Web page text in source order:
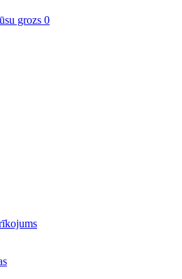
grozs 0